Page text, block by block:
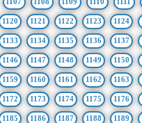
1120 1121 1122 1123 1124
1133 1134 1135 1136 1137
1146 1147 1148 1149 1150
1159 1160 1161 1162 1163
1172 1173 1174 1175 1176
1185 1186 1187 1188 1189